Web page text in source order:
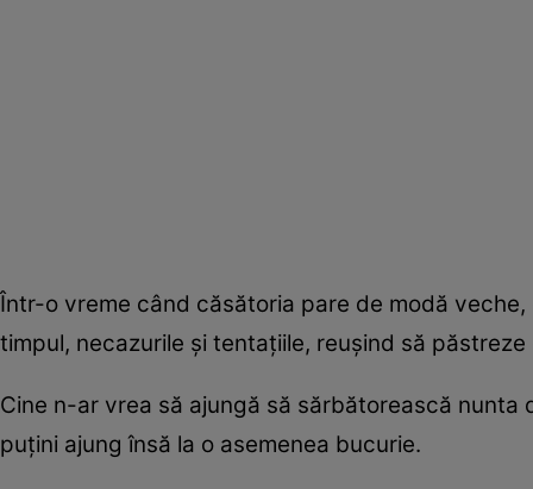
Într-o vreme când căsătoria pare de modă
timpul, necazurile şi tentaţiile, reuşind să
Cine n-ar vrea să ajungă să sărbătorească
puţini ajung însă la o asemenea bucurie.